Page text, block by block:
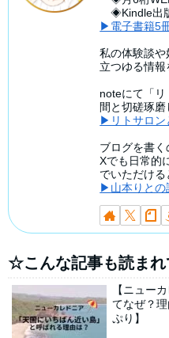
◈Kindle出
▶電子書籍5
私の体験談
立つゆる情報
noteにて「リ
間と切磋琢磨
▶リトサロン
ブログを書
Xでも日常的
でいただける
▶山本りとの
☆こんな記事も読ま
【ニュー
てなぜ？
ぷり】